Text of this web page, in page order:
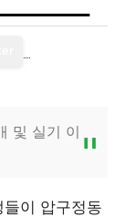
및 실기 이
이 압구정동